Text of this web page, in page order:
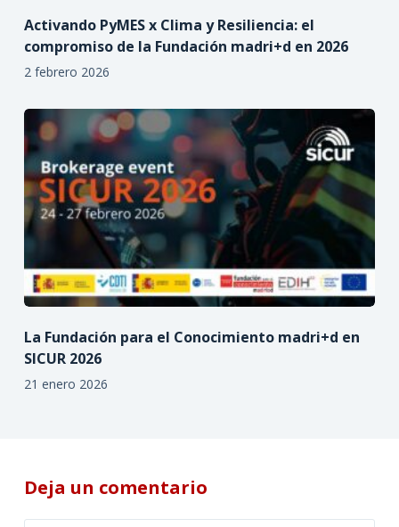
Activando PyMES x Clima y Resiliencia: el
compromiso de la Fundación madri+d en 2026
2 febrero 2026
La Fundación para el Conocimiento madri+d en
SICUR 2026
21 enero 2026
Deja un comentario